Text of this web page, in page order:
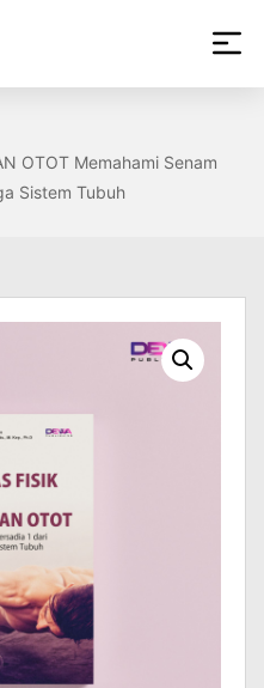
OTOT Memahami Senam
Sistem Tubuh